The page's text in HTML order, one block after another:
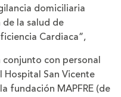
domiciliaria
la salud de
Cardiaca”,
con personal
San Vicente
fundación MAPFRE (de